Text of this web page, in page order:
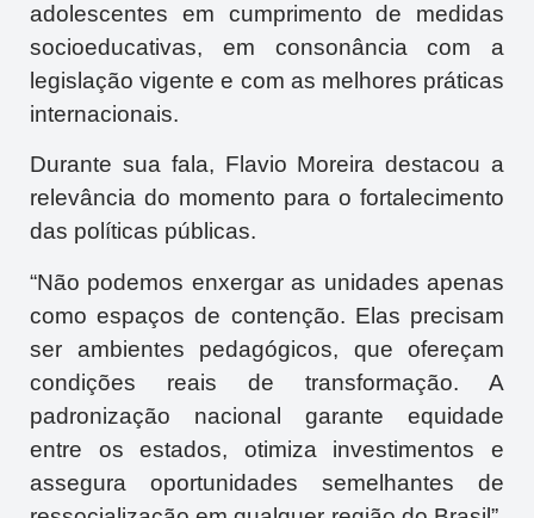
adolescentes em cumprimento de medidas
socioeducativas, em consonância com a
legislação vigente e com as melhores práticas
internacionais.
Durante sua fala, Flavio Moreira destacou a
relevância do momento para o fortalecimento
das políticas públicas.
“Não podemos enxergar as unidades apenas
como espaços de contenção. Elas precisam
ser ambientes pedagógicos, que ofereçam
condições reais de transformação. A
padronização nacional garante equidade
entre os estados, otimiza investimentos e
assegura oportunidades semelhantes de